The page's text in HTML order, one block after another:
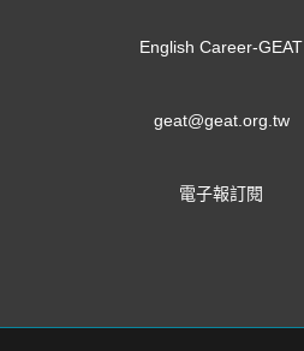
English Career-GEAT
geat@geat.org.tw
電子報訂閱